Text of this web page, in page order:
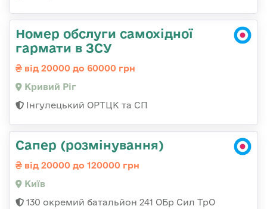
Номер обслуги самохідної
гармати в ЗСУ
від 20000 до 60000 грн
Кривий Ріг
Інгулецький ОРТЦК та СП
Сапер (розмінування)
від 20000 до 120000 грн
Київ
130 окремий батальйон 241 ОБр Сил ТрО